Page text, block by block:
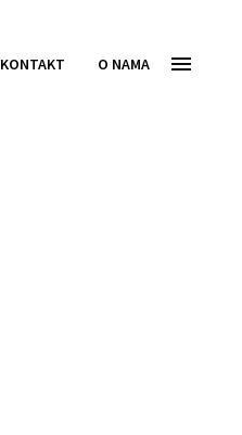
KONTAKT O NAMA